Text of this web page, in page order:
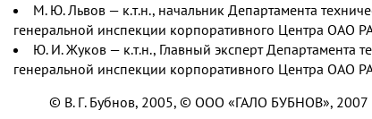
М. Ю. Львов — к.т.н., начальник Департамента
генеральной инспекции корпоративного Центра ОАО
Ю. И. Жуков — к.т.н., Главный эксперт Департамента
генеральной инспекции корпоративного Центра ОАО
© В. Г. Бубнов, 2005, © ООО «ГАЛО БУБНОВ», 2007